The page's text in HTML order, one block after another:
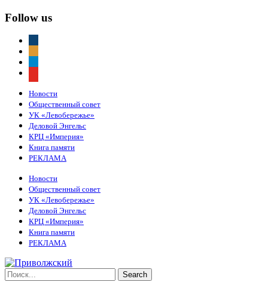
Follow us
Новости
Общественный совет
УК «Левобережье»
Деловой Энгельс
КРЦ «Империя»
Книга памяти
РЕКЛАМА
Новости
Общественный совет
УК «Левобережье»
Деловой Энгельс
КРЦ «Империя»
Книга памяти
РЕКЛАМА